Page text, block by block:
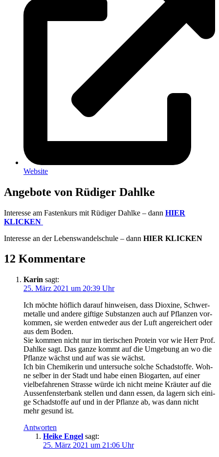
Web­site
Angebote von Rüdiger Dahlke
Inter­es­se am Fas­ten­kurs mit Rüdi­ger Dah­l­ke – dann HIER
KLICKEN
Inter­es­se an der Lebens­wan­del­schu­le – dann HIER KLICKEN
12 Kommentare
Karin sagt:
25. März 2021 um 20:39 Uhr
Ich möch­te höf­lich dar­auf hin­wei­sen, dass Dioxi­ne, Schwer­
me­tal­le und ande­re gif­ti­ge Sub­stan­zen auch auf Pflan­zen vor­
kom­men, sie wer­den ent­we­der aus der Luft ange­rei­chert oder
aus dem Boden.
Sie kom­men nicht nur im tie­ri­schen Pro­te­in vor wie Herr Prof.
Dah­l­ke sagt. Das gan­ze kommt auf die Umge­bung an wo die
Pflan­ze wächst und auf was sie wächst.
Ich bin Che­mi­ke­rin und unter­su­che sol­che Schad­stof­fe. Woh­
ne sel­ber in der Stadt und habe einen Bio­gar­ten, auf einer
viel­be­fah­re­nen Stras­se wür­de ich nicht mei­ne Kräu­ter auf die
Aus­sen­fens­ter­bank stel­len und dann essen, da lagern sich eini­
ge Schad­stof­fe auf und in der Pflan­ze ab, was dann nicht
mehr gesund ist.
Antworten
Heike Engel sagt:
25. März 2021 um 21:06 Uhr